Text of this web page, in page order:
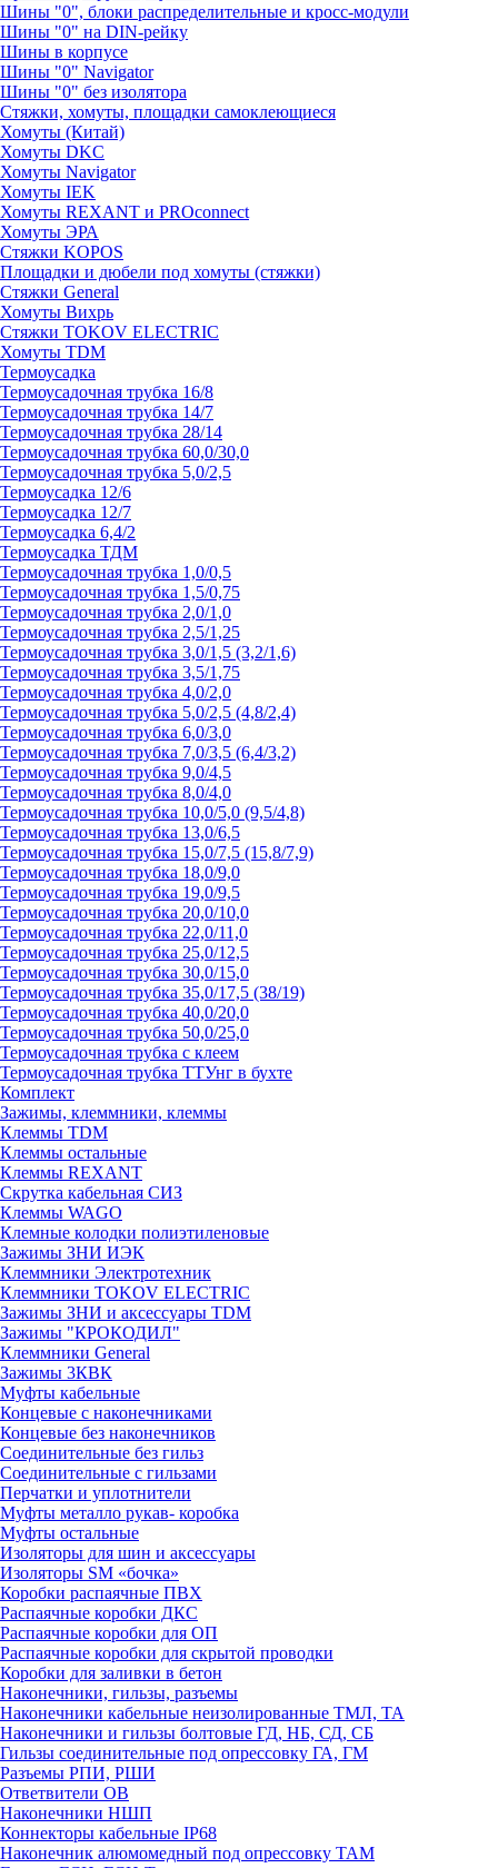
Шины "0", блоки распределительные и кросс-модули
Шины "0" на DIN-рейку
Шины в корпусе
Шины "0" Navigator
Шины "0" без изолятора
Стяжки, хомуты, площадки самоклеющиеся
Хомуты (Китай)
Хомуты DKC
Хомуты Navigator
Хомуты IEK
Хомуты REXANT и PROconnect
Хомуты ЭРА
Стяжки KOPOS
Площадки и дюбели под хомуты (стяжки)
Стяжки General
Хомуты Вихрь
Стяжки TOKOV ELECTRIC
Хомуты TDM
Термоусадка
Термоусадочная трубка 16/8
Термоусадочная трубка 14/7
Термоусадочная трубка 28/14
Термоусадочная трубка 60,0/30,0
Термоусадочная трубка 5,0/2,5
Термоусадка 12/6
Термоусадка 12/7
Термоусадка 6,4/2
Термоусадка ТДМ
Термоусадочная трубка 1,0/0,5
Термоусадочная трубка 1,5/0,75
Термоусадочная трубка 2,0/1,0
Термоусадочная трубка 2,5/1,25
Термоусадочная трубка 3,0/1,5 (3,2/1,6)
Термоусадочная трубка 3,5/1,75
Термоусадочная трубка 4,0/2,0
Термоусадочная трубка 5,0/2,5 (4,8/2,4)
Термоусадочная трубка 6,0/3,0
Термоусадочная трубка 7,0/3,5 (6,4/3,2)
Термоусадочная трубка 9,0/4,5
Термоусадочная трубка 8,0/4,0
Термоусадочная трубка 10,0/5,0 (9,5/4,8)
Термоусадочная трубка 13,0/6,5
Термоусадочная трубка 15,0/7,5 (15,8/7,9)
Термоусадочная трубка 18,0/9,0
Термоусадочная трубка 19,0/9,5
Термоусадочная трубка 20,0/10,0
Термоусадочная трубка 22,0/11,0
Термоусадочная трубка 25,0/12,5
Термоусадочная трубка 30,0/15,0
Термоусадочная трубка 35,0/17,5 (38/19)
Термоусадочная трубка 40,0/20,0
Термоусадочная трубка 50,0/25,0
Термоусадочная трубка с клеем
Термоусадочная трубка ТТУнг в бухте
Комплект
Зажимы, клеммники, клеммы
Клеммы TDM
Клеммы остальные
Клеммы REXANT
Скрутка кабельная СИЗ
Клеммы WAGO
Клемные колодки полиэтиленовые
Зажимы ЗНИ ИЭК
Клеммники Электротехник
Клеммники TOKOV ELECTRIC
Зажимы ЗНИ и аксессуары TDM
Зажимы "КРОКОДИЛ"
Клеммники General
Зажимы 3КВК
Муфты кабельные
Концевые с наконечниками
Концевые без наконечников
Соединительные без гильз
Соединительные с гильзами
Перчатки и уплотнители
Муфты металло рукав- коробка
Муфты остальные
Изоляторы для шин и аксессуары
Изоляторы SM «бочка»
Коробки распаячные ПВХ
Распаячные коробки ДКС
Распаячные коробки для ОП
Распаячные коробки для скрытой проводки
Коробки для заливки в бетон
Наконечники, гильзы, разъемы
Наконечники кабельные неизолированные ТМЛ, ТА
Наконечники и гильзы болтовые ГД, НБ, СД, СБ
Гильзы соединительные под опрессовку ГА, ГМ
Разъемы РПИ, РШИ
Ответвители ОВ
Наконечники НШП
Коннекторы кабельные IP68
Наконечник алюмомедный под опрессовку ТАМ